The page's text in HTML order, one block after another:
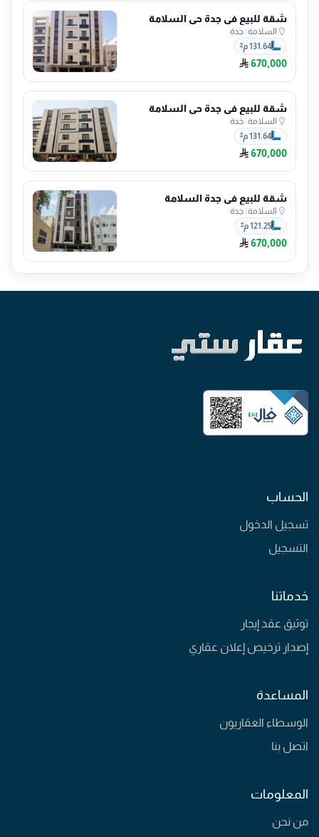
شقة للبيع في جدة حي السلامة
السلامة| جدة
131.64 م²
670,000
شقة للبيع في جدة حي السلامة
السلامة| جدة
131.64 م²
670,000
شقة للبيع في جدة السلامة
السلامة| جدة
121.25 م²
670,000
الحساب
تسجيل الدخول
التسجيل
خدماتنا
توثيق عقد إيجار
إصدار ترخيص إعلان عقاري
المساعدة
الوسطاء العقاريون
اتصل بنا
المعلومات
من نحن